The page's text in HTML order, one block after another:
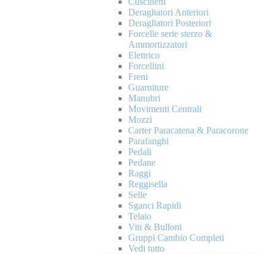
Deragliatori Anteriori
Deragliatori Posteriori
Forcelle serie sterzo &
Ammortizzatori
Elettrico
Forcellini
Freni
Guarniture
Manubri
Movimenti Centrali
Mozzi
Carter Paracatena & Paracorone
Parafanghi
Pedali
Pedane
Raggi
Reggisella
Selle
Sganci Rapidi
Telaio
Viti & Bulloni
Gruppi Cambio Completi
Vedi tutto